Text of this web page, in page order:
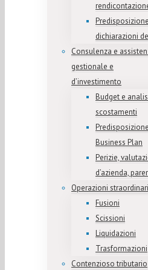
dichiarazioni
Consulenza e
gestionale e
d’investimento
Budget e
scostamenti
Business Plan
Perizie,
d’azienda,
Operazioni
Fusioni
Scissioni
Liquidazioni
Trasformazioni
Contenzioso tributario